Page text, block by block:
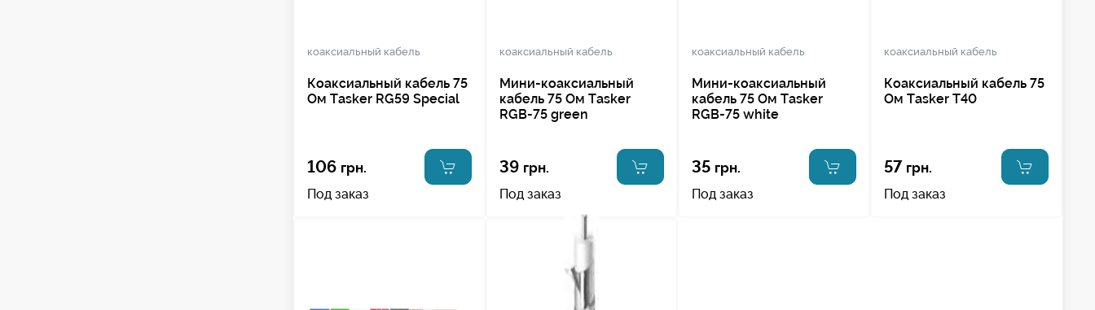
коаксиальный кабель
Коаксиальный кабель 75
Ом Tasker RG59 Special
106 грн.
Под заказ
коаксиальный кабель
Мини-коаксиальный
кабель 75 Ом Tasker
RGB-75 green
39 грн.
Под заказ
коаксиальный кабель
Мини-коаксиальный
кабель 75 Ом Tasker
RGB-75 white
35 грн.
Под заказ
коаксиальный кабель
Коаксиальный кабель 75
Ом Tasker T40
57 грн.
Под заказ